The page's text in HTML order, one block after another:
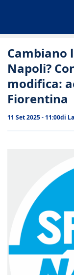
Cambiano
Napoli?
modifica:
Fiorentina
11 Set 2025 - 11:00di